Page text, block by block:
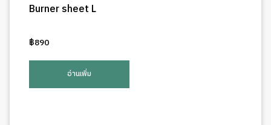
Burner sheet L
฿890
อ่านเพิ่ม